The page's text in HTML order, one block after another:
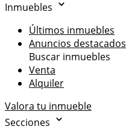
Inmuebles
Últimos inmuebles
Anuncios destacados
Buscar inmuebles
Venta
Alquiler
Valora tu inmueble
Secciones